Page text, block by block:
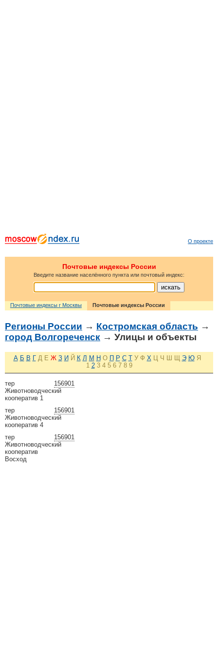
О проекте
Почтовые индексы России
Введите название населённого пункта или почтовый индекс:
Почтовые индексы г Москвы Почтовые индексы России
Регионы России → Костромская область →
город Волгореченск → Улицы и объекты
А Б В Г Д Е Ж З И Й К Л М Н О П Р С Т У Ф Х Ц Ч Ш Щ Э Ю Я
1 2 3 4 5 6 7 8 9
156901
тер
Животноводческий
кооператив 1
156901
тер
Животноводческий
кооператив 4
156901
тер
Животноводческий
кооператив
Восход